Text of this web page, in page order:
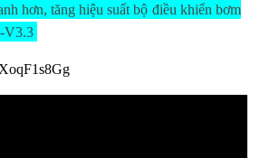
hơn, tăng hiệu suất bộ điều khiển bơm
V3.3